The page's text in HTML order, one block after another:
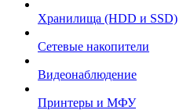
Хранилища (HDD и SSD)
Сетевые накопители
Видеонаблюдение
Принтеры и МФУ